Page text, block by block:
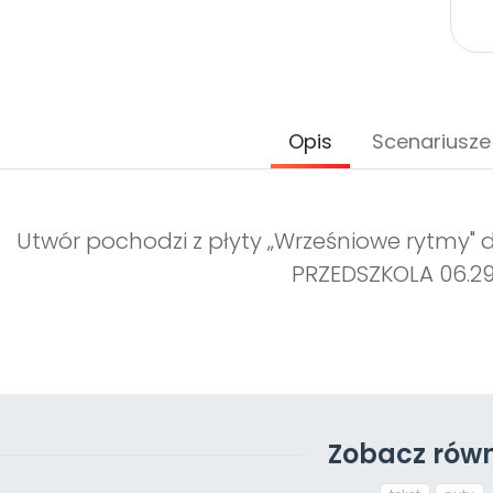
Opis
Utwór pochodzi z płyty „Wrześniowe rytmy"
PRZEDSZKOLA
Zobacz